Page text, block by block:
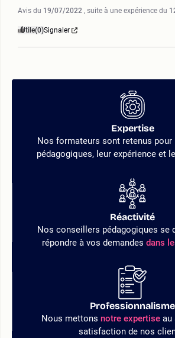
Avis du 19/07/2022 , suite à une expérience du
Utile(0)Signaler
Expertise
Nos formateurs sont retenus
pédagogiques, leur expérience et
Réactivité
Nos conseillers pédagogiques se
répondre à vos demandes dans
Professionnalisme
Nous mettons notre expertiseau
satisfaction de nos